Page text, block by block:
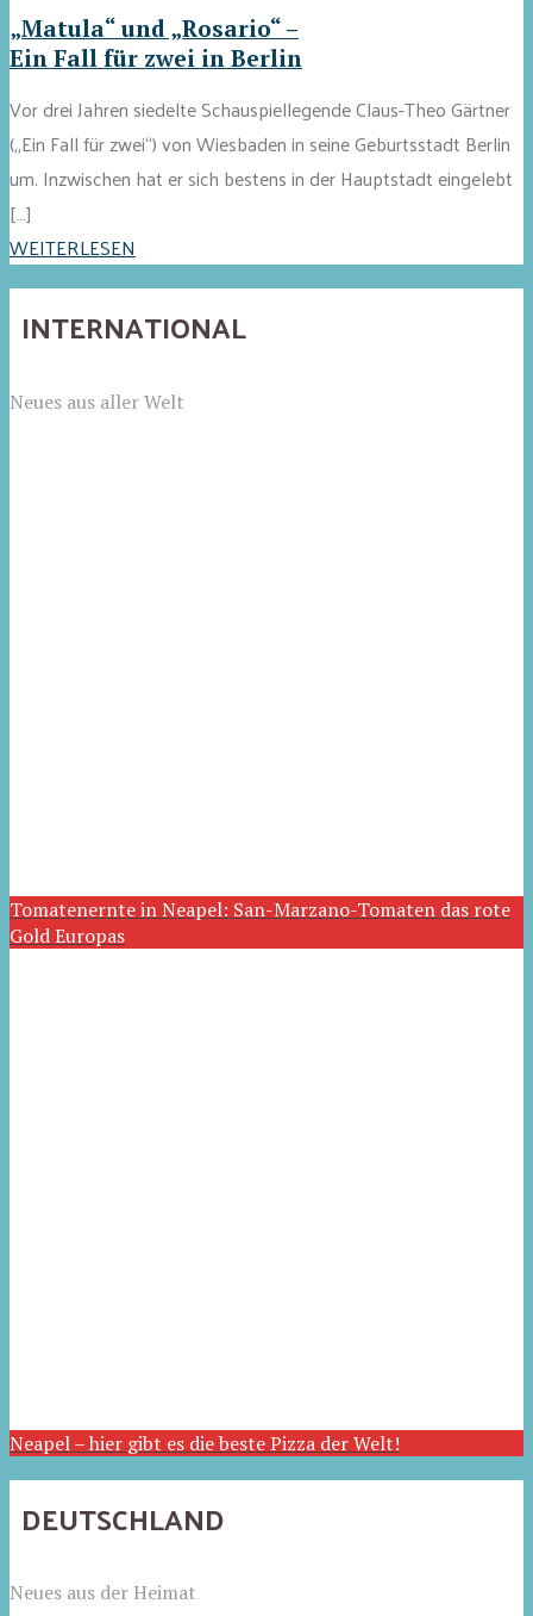
„Matula“ und „Rosario“ –
Ein Fall für zwei in Berlin
Vor drei Jahren siedelte Schauspiellegende Claus-Theo Gärtner
(„Ein Fall für zwei“) von Wiesbaden in seine Geburtsstadt Berlin
um. Inzwischen hat er sich bestens in der Hauptstadt eingelebt
[…]
WEITERLESEN
INTERNATIONAL
Neues aus aller Welt
Tomatenernte in Neapel: San-Marzano-Tomaten das rote
Gold Europas
Neapel – hier gibt es die beste Pizza der Welt!
DEUTSCHLAND
Neues aus der Heimat